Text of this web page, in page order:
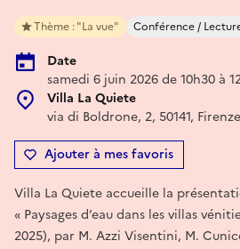
Thème : "La vue" Conférence /
Date
samedi 6 juin 2026 de 10h30 à
Villa La Quiete
via di Boldrone, 2, 50141,
Ajouter à mes favoris
Villa La Quiete accueille la
« Paysages d’eau dans les villas
2025), par M. Azzi Visentini, M.